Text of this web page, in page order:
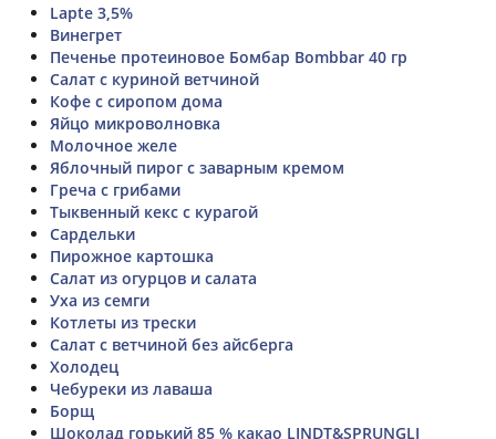
Lapte 3,5%
Винегрет
Печенье протеиновое Бомбар Bombbar 40 гр
Салат с куриной ветчиной
Кофе с сиропом дома
Яйцо микроволновка
Молочное желе
Яблочный пирог с заварным кремом
Греча с грибами
Тыквенный кекс с курагой
Сардельки
Пирожное картошка
Салат из огурцов и салата
Уха из семги
Котлеты из трески
Салат с ветчиной без айсберга
Холодец
Чебуреки из лаваша
Борщ
Шоколад горький 85 % какао LINDT&SPRUNGLI